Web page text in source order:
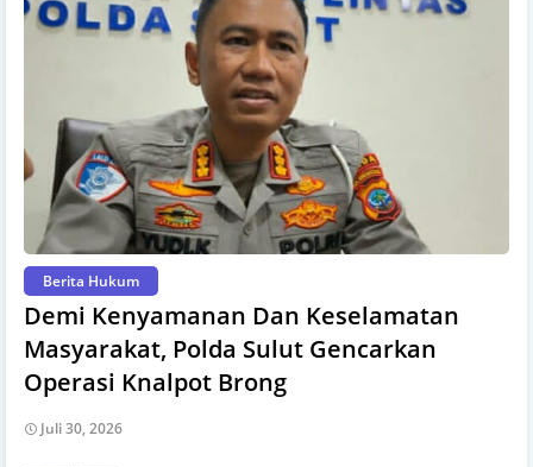
Berita Hukum
Demi Kenyamanan Dan Keselamatan
Masyarakat, Polda Sulut Gencarkan
Operasi Knalpot Brong
Juli 30, 2026